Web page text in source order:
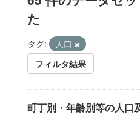
た
タグ:
人口
フィルタ結果
町丁別・年齢別等の人口